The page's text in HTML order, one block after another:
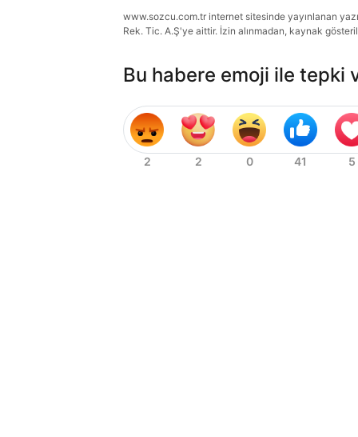
www.sozcu.com.tr internet sitesinde yayınlanan
Rek. Tic. A.Ş'ye aittir. İzin alınmadan, kaynak
Bu habere emoji ile tepki